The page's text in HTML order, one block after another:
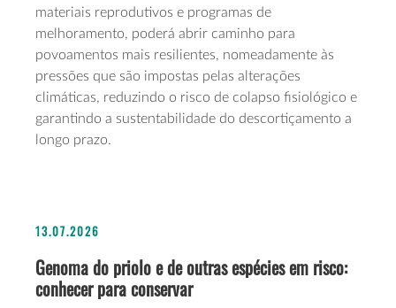
materiais reprodutivos e programas de
melhoramento, poderá abrir caminho para
povoamentos mais resilientes, nomeadamente às
pressões que são impostas pelas alterações
climáticas, reduzindo o risco de colapso fisiológico e
garantindo a sustentabilidade do descortiçamento a
longo prazo.
13.07.2026
Genoma do priolo e de outras espécies em risco:
conhecer para conservar